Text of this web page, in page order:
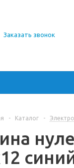
Заказать звонок
- Каталог -